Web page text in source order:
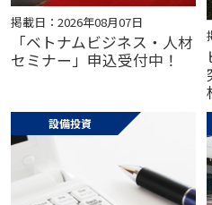
掲載日：2026年08月07日
「ベトナムビジネス・人材
セミナー」申込受付中！
設備投資